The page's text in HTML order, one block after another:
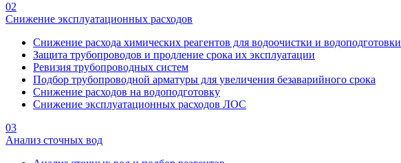
02
Снижение эксплуатационных расходов
Снижение расхода химических реагентов для водоочистки и водоподготовки
Защита трубопроводов и продление срока их эксплуатации
Ревизия трубопроводных систем
Подбор трубопроводной арматуры для увеличения безаварийного срока
Снижение расходов на водоподготовку
Снижение эксплуатационных расходов ЛОС
03
Анализ сточных вод